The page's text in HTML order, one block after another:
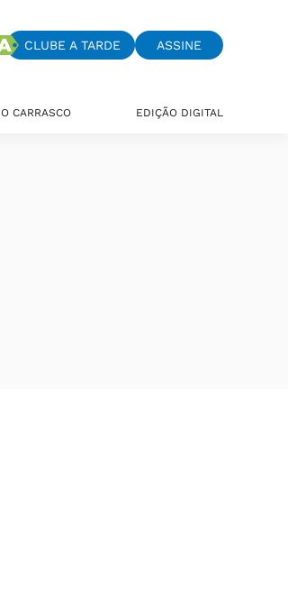
CLUBE A TARDE ASSINE
O CARRASCO EDIÇÃO DIGITAL